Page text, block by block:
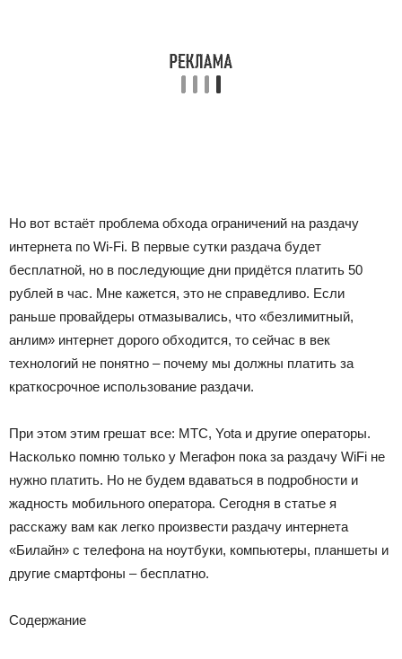
Но вот встаёт проблема обхода ограничений на раздачу
интернета по Wi-Fi. В первые сутки раздача будет
бесплатной, но в последующие дни придётся платить 50
рублей в час. Мне кажется, это не справедливо. Если
раньше провайдеры отмазывались, что «безлимитный,
анлим» интернет дорого обходится, то сейчас в век
технологий не понятно – почему мы должны платить за
краткосрочное использование раздачи.
При этом этим грешат все: МТС, Yota и другие операторы.
Насколько помню только у Мегафон пока за раздачу WiFi не
нужно платить. Но не будем вдаваться в подробности и
жадность мобильного оператора. Сегодня в статье я
расскажу вам как легко произвести раздачу интернета
«Билайн» с телефона на ноутбуки, компьютеры, планшеты и
другие смартфоны – бесплатно.
Содержание